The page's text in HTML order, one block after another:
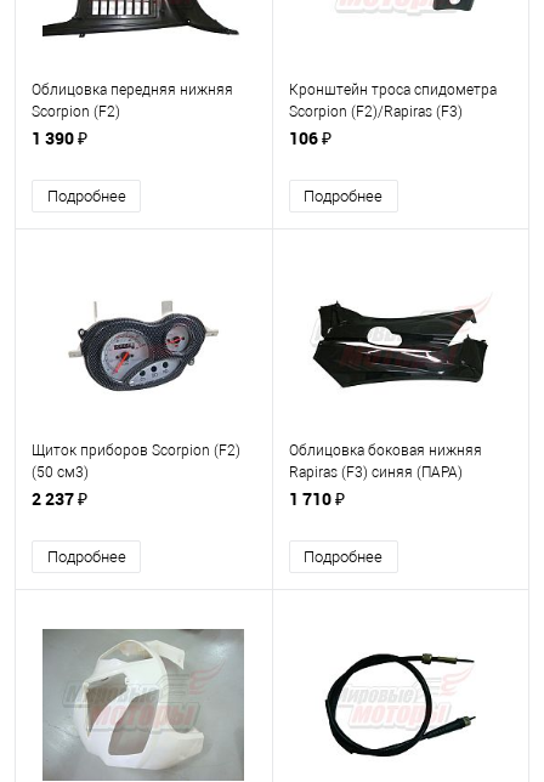
Облицовка передняя нижняя
Scorpion (F2)
1 390 ₽
Подробнее
Кронштейн троса спидометра
Scorpion (F2)/Rapiras (F3)
106 ₽
Подробнее
Щиток приборов Scorpion (F2)
(50 см3)
2 237 ₽
Подробнее
Облицовка боковая нижняя
Rapiras (F3) синяя (ПАРА)
1 710 ₽
Подробнее